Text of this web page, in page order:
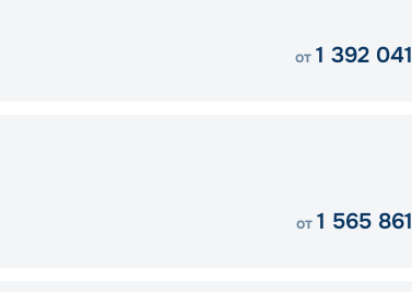
от 1 392 041
от 1 565 861